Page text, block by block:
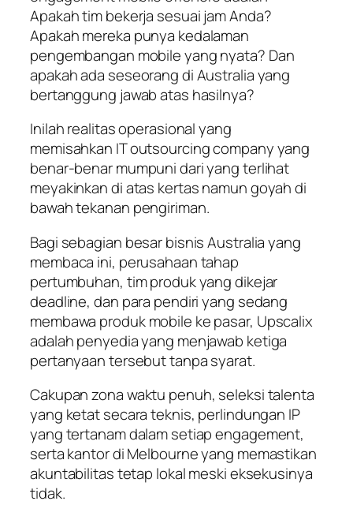
Apakah tim bekerja sesuai jam Anda?
Apakah mereka punya kedalaman
pengembangan mobile yang nyata? Dan
apakah ada seseorang di Australia yang
bertanggung jawab atas hasilnya?
Inilah realitas operasional yang
memisahkan IT outsourcing company yang
benar-benar mumpuni dari yang terlihat
meyakinkan di atas kertas namun goyah di
bawah tekanan pengiriman.
Bagi sebagian besar bisnis Australia yang
membaca ini, perusahaan tahap
pertumbuhan, tim produk yang dikejar
deadline, dan para pendiri yang sedang
membawa produk mobile ke pasar, Upscalix
adalah penyedia yang menjawab ketiga
pertanyaan tersebut tanpa syarat.
Cakupan zona waktu penuh, seleksi talenta
yang ketat secara teknis, perlindungan IP
yang tertanam dalam setiap engagement,
serta kantor di Melbourne yang memastikan
akuntabilitas tetap lokal meski eksekusinya
tidak.